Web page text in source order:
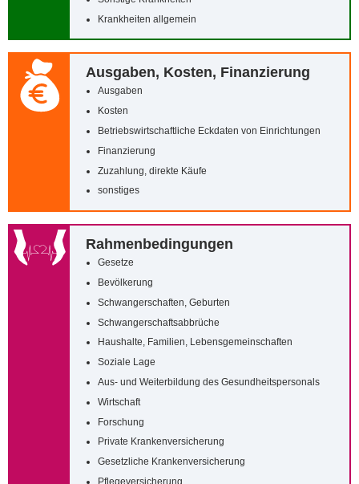
Krankheiten allgemein
Ausgaben, Kosten, Finanzierung
Ausgaben
Kosten
Betriebswirtschaftliche Eckdaten von Einrichtungen
Finanzierung
Zuzahlung, direkte Käufe
sonstiges
Rahmenbedingungen
Gesetze
Bevölkerung
Schwangerschaften, Geburten
Schwangerschaftsabbrüche
Haushalte, Familien, Lebensgemeinschaften
Soziale Lage
Aus- und Weiterbildung des Gesundheitspersonals
Wirtschaft
Forschung
Private Krankenversicherung
Gesetzliche Krankenversicherung
Pflegeversicherung